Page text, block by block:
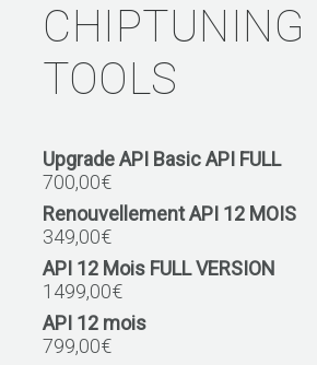
CHIPTUNING
TOOLS
Upgrade API Basic API FULL
700,00€
Renouvellement API 12 MOIS
349,00€
API 12 Mois FULL VERSION
1499,00€
API 12 mois
799,00€